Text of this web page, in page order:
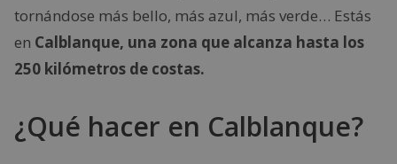
tornándose más bello, más azul, más verde… Estás
en Calblanque, una zona que alcanza hasta los
250 kilómetros de costas.
¿Qué hacer en Calblanque?